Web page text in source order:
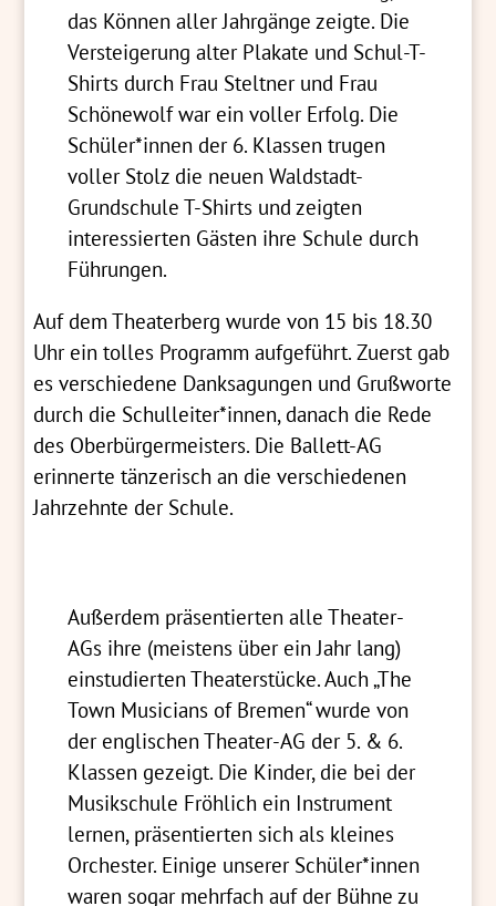
das Können aller Jahrgänge zeigte. Die
Versteigerung alter Plakate und Schul-T-
Shirts durch Frau Steltner und Frau
Schönewolf war ein voller Erfolg. Die
Schüler*innen der 6. Klassen trugen
voller Stolz die neuen Waldstadt-
Grundschule T-Shirts und zeigten
interessierten Gästen ihre Schule durch
Führungen.
Auf dem Theaterberg wurde von 15 bis 18.30
Uhr ein tolles Programm aufgeführt. Zuerst gab
es verschiedene Danksagungen und Grußworte
durch die Schulleiter*innen, danach die Rede
des Oberbürgermeisters. Die Ballett-AG
erinnerte tänzerisch an die verschiedenen
Jahrzehnte der Schule.
Außerdem präsentierten alle Theater-
AGs ihre (meistens über ein Jahr lang)
einstudierten Theaterstücke. Auch „The
Town Musicians of Bremen“ wurde von
der englischen Theater-AG der 5. & 6.
Klassen gezeigt. Die Kinder, die bei der
Musikschule Fröhlich ein Instrument
lernen, präsentierten sich als kleines
Orchester. Einige unserer Schüler*innen
waren sogar mehrfach auf der Bühne zu